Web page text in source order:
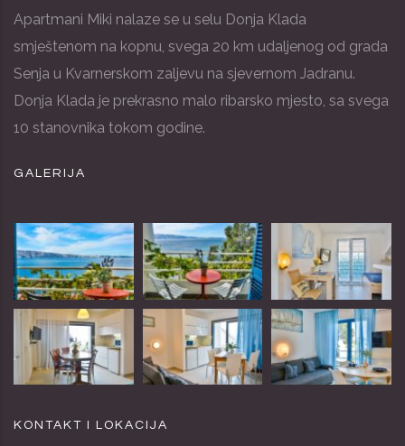
Apartmani Miki nalaze se u selu Donja Klada
smještenom na kopnu, svega 20 km udaljenog od grada
Senja u Kvarnerskom zaljevu na sjevernom Jadranu.
Donja Klada je prekrasno malo ribarsko mjesto, sa svega
10 stanovnika tokom godine.
GALERIJA
KONTAKT I LOKACIJA